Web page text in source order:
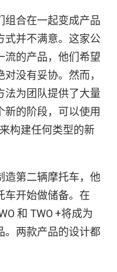
组合在一起变成产品
式并不满意。这家公
流的产品，他们希望
没有妥协。然而，
法为团队提供了大量
新的阶段，可以使用
构建任何类型的新
造第二辆摩托车，他
车开始做储备。在
和 TWO +将成为
。两款产品的设计都